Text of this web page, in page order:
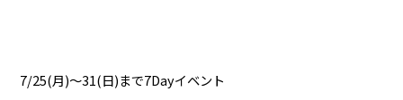
7/25(月)～31(日)まで7Dayイベント